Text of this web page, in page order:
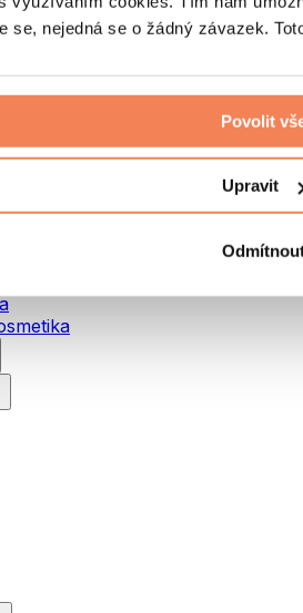
se, nejedná se o žádný závazek.
Povolit
Upravit